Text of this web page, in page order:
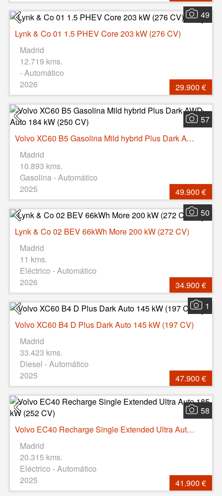
49
Lynk & Co 01 1.5 PHEV Core 203 kW (276 CV)
Madrid
12.719 kms.
- Automático
2026
29.900 €
57
Volvo XC60 B5 Gasolina Mild hybrid Plus Dark AWD Auto 184 kW (250 CV)
Madrid
10.893 kms.
Gasolina - Automático
2025
49.900 €
50
Lynk & Co 02 BEV 66kWh More 200 kW (272 CV)
Madrid
11 kms.
Eléctrico - Automático
2026
34.900 €
1
Volvo XC60 B4 D Plus Dark Auto 145 kW (197 CV)
Madrid
33.423 kms.
Diesel - Automático
2025
47.900 €
58
Volvo EC40 Recharge Single Extended Ultra Auto 185 kW (252 CV)
Madrid
20.315 kms.
Eléctrico - Automático
2025
41.900 €